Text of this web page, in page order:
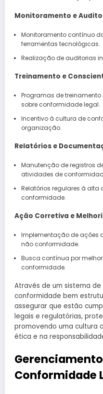
Monitoramento e
Monitoramento contínuo
ferramentas tecnológicas.
Realização de auditorias
Treinamento e
Programas de
sobre conformidade legal.
Incentivo à cultura de
organização.
Relatórios e
Manutenção de registros
atividades de
Relatórios regulares à
conformidade.
Ação Corretiva e
Implementação de ações
não conformidade.
Busca contínua por
conformidade.
Através de um sistema
conformidade bem
assegurar que estão
legais e regulatórias,
promovendo uma cultura
ética e na
Conformidade